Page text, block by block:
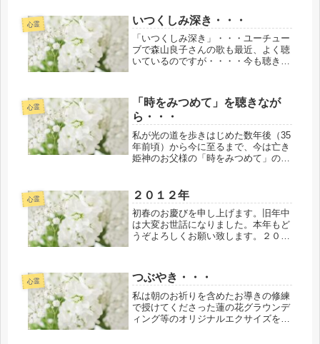
実的な疲れが昨日あたりからやっとス
ッキリ！して来たかなぁ～みたいな...
心霊 いつくしみ深き・・・
「いつくしみ深き」・・・ユーチュー
ブで森山良子さんの歌も最近、よく聴
いているのですが・・・・今も聴きた
よ・・・ネ ｍ（－－）ｍおかげさま
で・・・最初に詔をいただいていたよ
うに...
心霊
「時をみつめて」を聴きなが
ら・・・
私が光の道を歩きはじめた数年後（35
年前頃）から今に至るまで、今は亡き
姫神のお父様の「時をみつめて」の曲
楽療法で癒してくれたかについて
は・・・とても言葉では説明できない
ので...
心霊 ２０１２年
初春のお慶びを申し上げます。旧年中
は大変お世話になりました。本年もど
うぞよろしくお願い致します。２０１
と笑顔を自然の流れと共にキープした
いものですネ（＾＾）。。☆
心霊 つぶやき・・・
私は朝のお祈りを含めたお導きの修練
で授けてくださった蓮の花グラウンデ
ィング等のオリジナルエクサイズをし